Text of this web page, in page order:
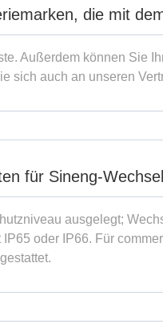
die mit
Außerdem können Sie
sich auch an unseren
für Sineng-
ausgelegt;
oder IP66. Für